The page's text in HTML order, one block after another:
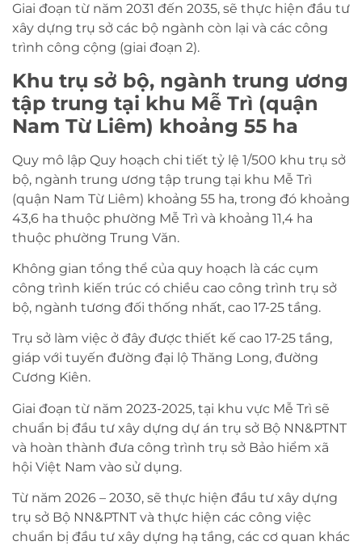
Giai đoạn từ năm 2031 đến 2035, sẽ thực hiện đầu tư
xây dựng trụ sở các bộ ngành còn lại và các công
trình công cộng (giai đoạn 2).
Khu trụ sở bộ, ngành trung ương
tập trung tại khu Mễ Trì (quận
Nam Từ Liêm) khoảng 55 ha
Quy mô lập Quy hoạch chi tiết tỷ lệ 1/500 khu trụ sở
bộ, ngành trung ương tập trung tại khu Mễ Trì
(quận Nam Từ Liêm) khoảng 55 ha, trong đó khoảng
43,6 ha thuộc phường Mễ Trì và khoảng 11,4 ha
thuộc phường Trung Văn.
Không gian tổng thể của quy hoạch là các cụm
công trình kiến trúc có chiều cao công trình trụ sở
bộ, ngành tương đối thống nhất, cao 17-25 tầng.
Trụ sở làm việc ở đây được thiết kế cao 17-25 tầng,
giáp với tuyến đường đại lộ Thăng Long, đường
Cương Kiên.
Giai đoạn từ năm 2023-2025, tại khu vực Mễ Trì sẽ
chuẩn bị đầu tư xây dựng dự án trụ sở Bộ NN&PTNT
và hoàn thành đưa công trình trụ sở Bảo hiểm xã
hội Việt Nam vào sử dụng.
Từ năm 2026 – 2030, sẽ thực hiện đầu tư xây dựng
trụ sở Bộ NN&PTNT và thực hiện các công việc
chuẩn bị đầu tư xây dựng hạ tầng, các cơ quan khác